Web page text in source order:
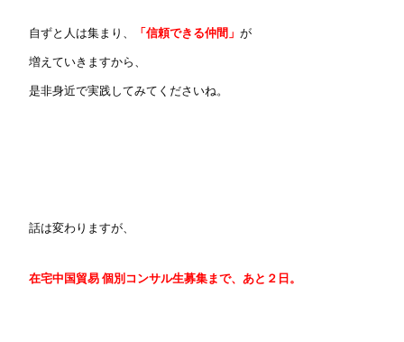
自ずと人は集まり、 「信頼できる仲間」 が
増えていきますから、
是非身近で実践してみてくださいね。
話は変わりますが、
在宅中国貿易 個別コンサル生募集まで、あと２日。